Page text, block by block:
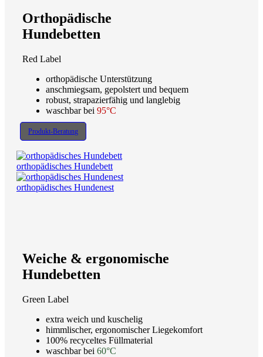
Orthopädische
Hundebetten
Red Label
orthopädische Unterstützung
anschmiegsam, gepolstert und bequem
robust, strapazierfähig und langlebig
waschbar bei 95°C
Produkt-Beratung
orthopädisches Hundebett
orthopädisches Hundenest
Weiche & ergonomische
Hundebetten
Green Label
extra weich und kuschelig
himmlischer, ergonomischer Liegekomfort
100% recyceltes Füllmaterial
waschbar bei 60°C